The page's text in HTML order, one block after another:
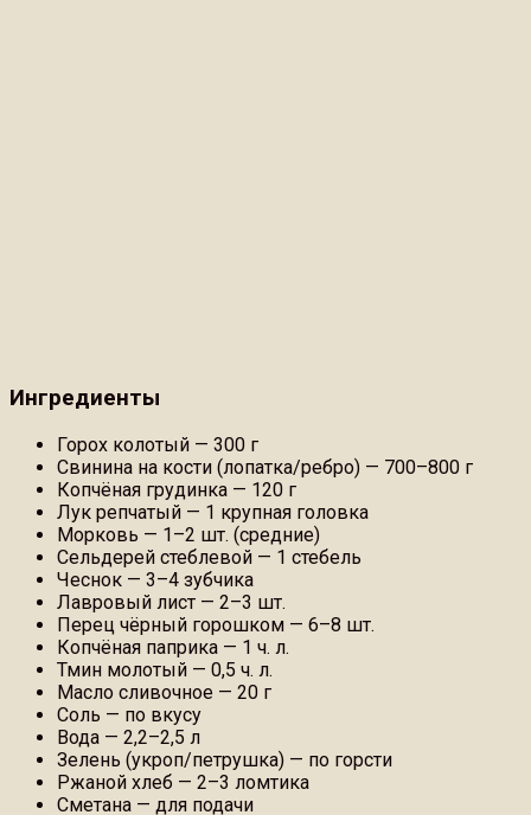
Ингредиенты
Горох колотый — 300 г
Свинина на кости (лопатка/ребро) — 700–800 г
Копчёная грудинка — 120 г
Лук репчатый — 1 крупная головка
Морковь — 1–2 шт. (средние)
Сельдерей стеблевой — 1 стебель
Чеснок — 3–4 зубчика
Лавровый лист — 2–3 шт.
Перец чёрный горошком — 6–8 шт.
Копчёная паприка — 1 ч. л.
Тмин молотый — 0,5 ч. л.
Масло сливочное — 20 г
Соль — по вкусу
Вода — 2,2–2,5 л
Зелень (укроп/петрушка) — по горсти
Ржаной хлеб — 2–3 ломтика
Сметана — для подачи